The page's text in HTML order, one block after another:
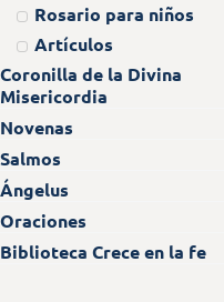
Rosario para niños
Artículos
Coronilla de la Divina
Misericordia
Novenas
Salmos
Ángelus
Oraciones
Biblioteca Crece en la fe